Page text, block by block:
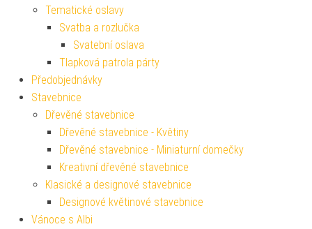
Tematické oslavy
Svatba a rozlučka
Svatební oslava
Tlapková patrola párty
Předobjednávky
Stavebnice
Dřevěné stavebnice
Dřevěné stavebnice - Květiny
Dřevěné stavebnice - Miniaturní domečky
Kreativní dřevěné stavebnice
Klasické a designové stavebnice
Designové květinové stavebnice
Vánoce s Albi